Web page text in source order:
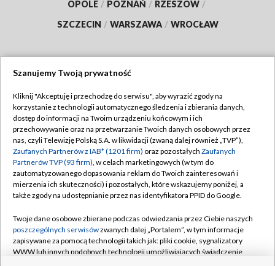
OPOLE / POZNAŃ / RZESZÓW /
SZCZECIN / WARSZAWA / WROCŁAW
TVP
Abonament TVP
Emisja w TVP
Centrum informacji TVP
Naziemna Telewizja Cyfrowa
Rada Programowa
System NOS
Regulamin TVP
Polityka prywatności
Moje zgody
Pomoc
Kontakt
Szanujemy Twoją prywatność
Kliknij "Akceptuję i przechodzę do serwisu", aby wyrazić zgody na
korzystanie z technologii automatycznego śledzenia i zbierania danych,
dostęp do informacji na Twoim urządzeniu końcowym i ich
przechowywanie oraz na przetwarzanie Twoich danych osobowych przez
nas, czyli Telewizję Polską S.A. w likwidacji (zwaną dalej również „TVP”),
Zaufanych Partnerów z IAB* (1201 firm) oraz pozostałych Zaufanych
Partnerów TVP (93 firm), w celach marketingowych (w tym do
zautomatyzowanego dopasowania reklam do Twoich zainteresowań i
mierzenia ich skuteczności) i pozostałych, które wskazujemy poniżej, a
także zgody na udostępnianie przez nas identyfikatora PPID do Google.
Twoje dane osobowe zbierane podczas odwiedzania przez Ciebie naszych
poszczególnych serwisówzwanych dalej „Portalem”, w tym informacje
zapisywane za pomocą technologii takich jak: pliki cookie, sygnalizatory
WWW lub innych podobnych technologii umożliwiających świadczenie